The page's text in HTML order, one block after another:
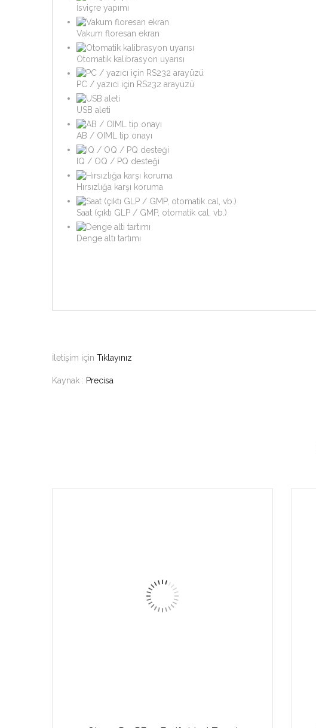
İsviçre yapımı
Vakum floresan ekran
Otomatik kalibrasyon uyarısı
PC / yazıcı için RS232 arayüzü
USB aleti
AB / OIML tip onayı
IQ / OQ / PQ desteği
Hırsızlığa karşı koruma
Saat (çıktı GLP / GMP, otomatik cal, vb.)
Denge altı tartımı
İletişim için Tıklayınız
Kaynak : Precisa